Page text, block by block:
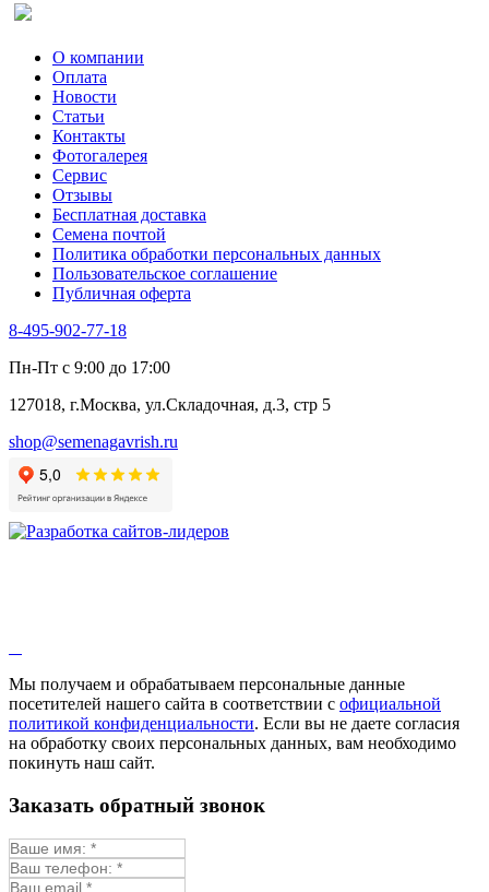
О компании
Оплата
Новости
Статьи
Контакты
Фотогалерея​
Сервис
Отзывы
Бесплатная доставка
Семена почтой
Политика обработки персональных данных
Пользовательское соглашение
Публичная оферта
8-495-902-77-18
Пн-Пт с 9:00 до 17:00
127018, г.Москва, ул.Складочная, д.3, стр 5
shop@semenagavrish.ru
Мы получаем и обрабатываем персональные данные
посетителей нашего сайта в соответствии с официальной
политикой конфиденциальности. Если вы не даете согласия
на обработку своих персональных данных, вам необходимо
покинуть наш сайт.
Заказать обратный звонок